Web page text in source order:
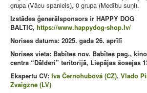
grupa (Vācu spaniels), 0 grupa (Medību suņi).
Izstādes ģenerālsponsors ir HAPPY DOG
BALTIC, https://www.happydog-shop.lv/
Norises datums: 2025. gada 26. aprīlī
Norises vieta: Babītes nov. Babītes pag.,
centra “Dālderi” teritorijā, Liepājas šosejas
Ekspertu CV: Iva Černohubová (CZ), Vlado
Zvaigzne (LV)